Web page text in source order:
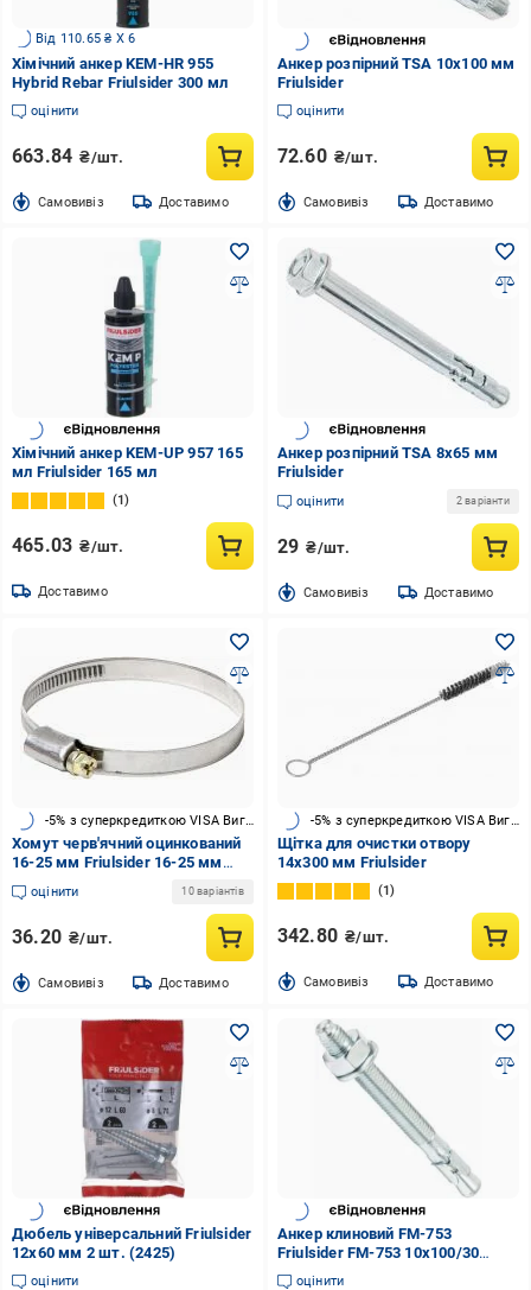
Від 110.65 ₴ X 6
Хімічний анкер KEM-HR 955
Hybrid Rebar Friulsider 300 мл
оцінити
663.84 ₴/шт.
Cамовивіз Доставимо
Анкер розпірний TSA 10x100 мм
Friulsider
оцінити
72.60 ₴/шт.
Cамовивіз Доставимо
Хімічний анкер KEM-UP 957 165
мл Friulsider 165 мл
1
465.03 ₴/шт.
Доставимо
Анкер розпірний TSA 8x65 мм
Friulsider
оцінити 2 варіанти
29 ₴/шт.
Cамовивіз Доставимо
-5% з суперкредиткою VISA Вигода
Хомут черв'ячний оцинкований
16-25 мм Friulsider 16-25 мм
сталь (45504)
оцінити 10 варіантів
36.20 ₴/шт.
Cамовивіз Доставимо
Щітка для очистки отвору
14x300 мм Friulsider
1
342.80 ₴/шт.
Cамовивіз Доставимо
Дюбель універсальний Friulsider
12x60 мм 2 шт. (2425)
оцінити
Анкер клиновий FM-753
Friulsider FM-753 10х100/30
10x100 мм 20200028
оцінити